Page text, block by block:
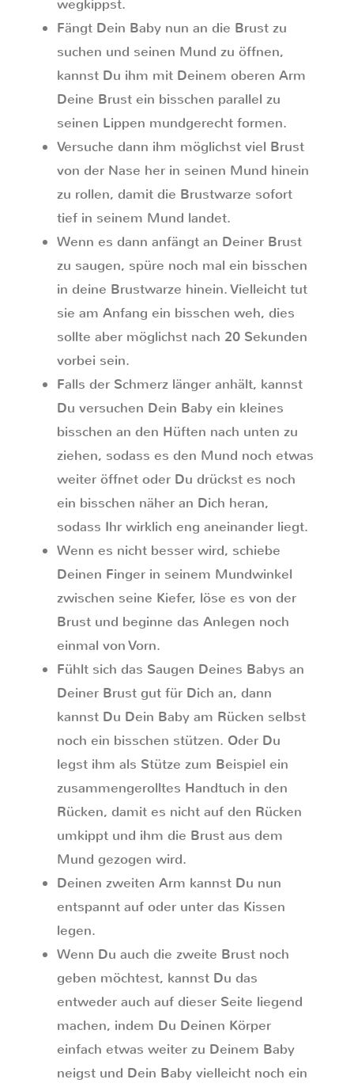
wegkippst.
Fängt Dein Baby nun an die Brust zu
suchen und seinen Mund zu öffnen,
kannst Du ihm mit Deinem oberen Arm
Deine Brust ein bisschen parallel zu
seinen Lippen mundgerecht formen.
Versuche dann ihm möglichst viel Brust
von der Nase her in seinen Mund hinein
zu rollen, damit die Brustwarze sofort
tief in seinem Mund landet.
Wenn es dann anfängt an Deiner Brust
zu saugen, spüre noch mal ein bisschen
in deine Brustwarze hinein. Vielleicht tut
sie am Anfang ein bisschen weh, dies
sollte aber möglichst nach 20 Sekunden
vorbei sein.
Falls der Schmerz länger anhält, kannst
Du versuchen Dein Baby ein kleines
bisschen an den Hüften nach unten zu
ziehen, sodass es den Mund noch etwas
weiter öffnet oder Du drückst es noch
ein bisschen näher an Dich heran,
sodass Ihr wirklich eng aneinander liegt.
Wenn es nicht besser wird, schiebe
Deinen Finger in seinem Mundwinkel
zwischen seine Kiefer, löse es von der
Brust und beginne das Anlegen noch
einmal von Vorn.
Fühlt sich das Saugen Deines Babys an
Deiner Brust gut für Dich an, dann
kannst Du Dein Baby am Rücken selbst
noch ein bisschen stützen. Oder Du
legst ihm als Stütze zum Beispiel ein
zusammengerolltes Handtuch in den
Rücken, damit es nicht auf den Rücken
umkippt und ihm die Brust aus dem
Mund gezogen wird.
Deinen zweiten Arm kannst Du nun
entspannt auf oder unter das Kissen
legen.
Wenn Du auch die zweite Brust noch
geben möchtest, kannst Du das
entweder auch auf dieser Seite liegend
machen, indem Du Deinen Körper
einfach etwas weiter zu Deinem Baby
neigst und Dein Baby vielleicht noch ein